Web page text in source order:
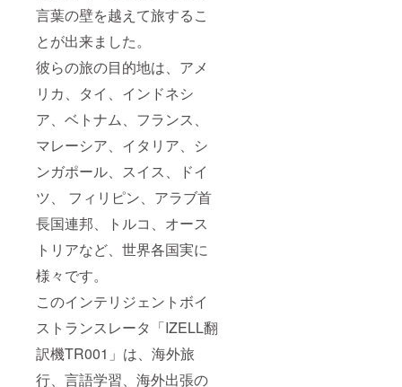
言葉の壁を越えて旅するこ
とが出来ました。
彼らの旅の目的地は、アメ
リカ、タイ、インドネシ
ア、ベトナム、フランス、
マレーシア、イタリア、シ
ンガポール、スイス、ドイ
ツ、 フィリピン、アラブ首
長国連邦、トルコ、オース
トリアなど、世界各国実に
様々です。
このインテリジェントボイ
ストランスレータ「IZELL翻
訳機TR001」は、海外旅
行、言語学習、海外出張の